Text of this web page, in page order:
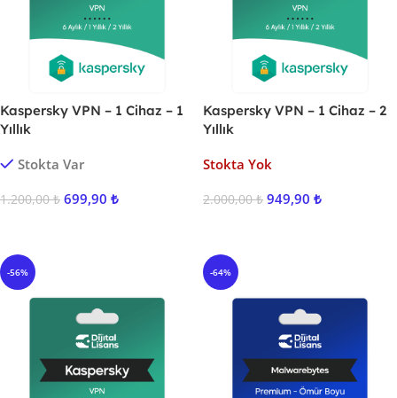
Kaspersky VPN – 1 Cihaz – 1
Yıllık
Stokta Var
1.200,00₺ 699,90 ₺
Kaspersky VPN – 1 Cihaz – 2
Yıllık
Stokta Yok
2.000,00₺ 949,90 ₺
-56% -64%